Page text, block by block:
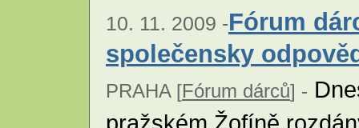
10. 11. 2009 -Fórum
společensky
PRAHA [Fórum dárců] -
pražském Žofíně